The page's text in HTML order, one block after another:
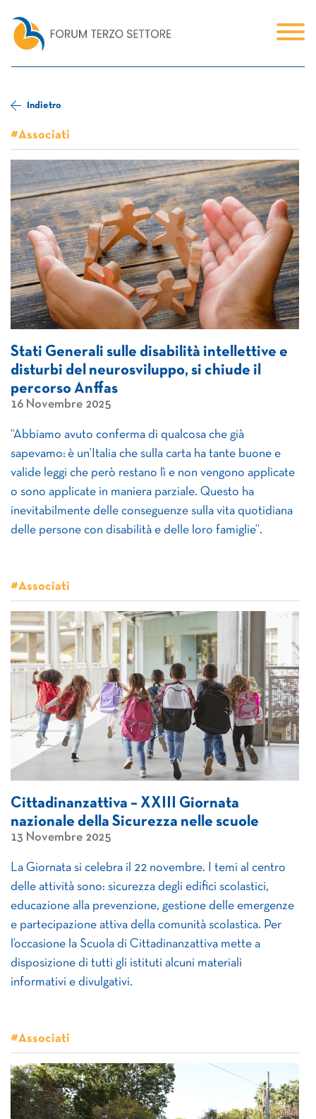
Indietro
#Associati
Stati Generali sulle disabilità intellettive e
disturbi del neurosviluppo, si chiude il
percorso Anffas
16 Novembre 2025
“Abbiamo avuto conferma di qualcosa che già
sapevamo: è un’Italia che sulla carta ha tante buone e
valide leggi che però restano lì e non vengono applicate
o sono applicate in maniera parziale. Questo ha
inevitabilmente delle conseguenze sulla vita quotidiana
delle persone con disabilità e delle loro famiglie”.
#Associati
Cittadinanzattiva – XXIII Giornata
nazionale della Sicurezza nelle scuole
13 Novembre 2025
La Giornata si celebra il 22 novembre. I temi al centro
delle attività sono: sicurezza degli edifici scolastici,
educazione alla prevenzione, gestione delle emergenze
e partecipazione attiva della comunità scolastica. Per
l’occasione la Scuola di Cittadinanzattiva mette a
disposizione di tutti gli istituti alcuni materiali
informativi e divulgativi.
#Associati